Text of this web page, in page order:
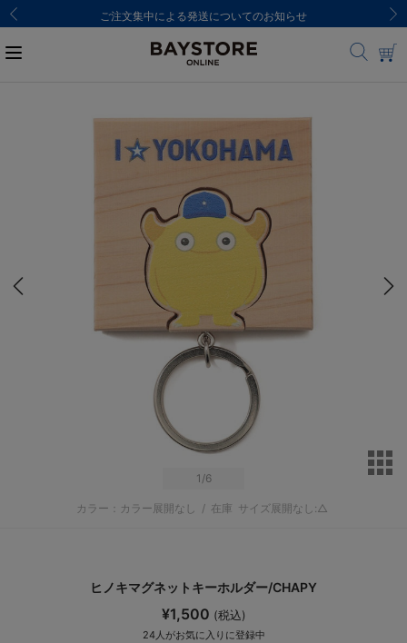
ご注文集中による発送についてのお知らせ
1 /6
カラー：カラー展開なし / 在庫 サイズ展開なし:△
ヒノキマグネットキーホルダー/CHAPY
¥1,500 (税込)
24 人がお気に入りに登録中